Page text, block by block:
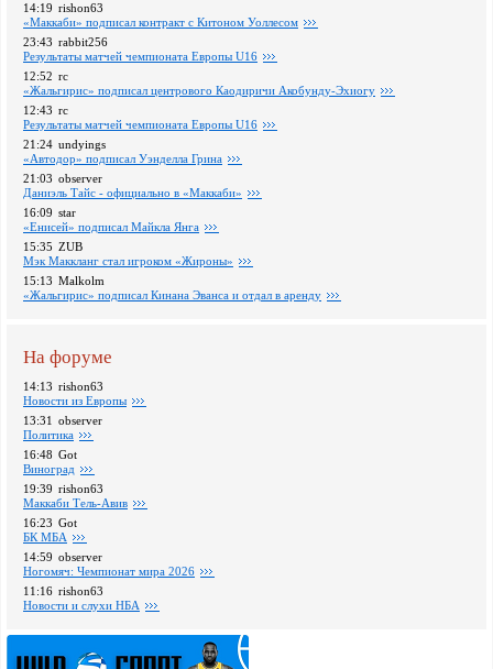
14:19 rishon63
«Маккаби» подписал контракт с Китоном Уоллесом
23:43 rabbit256
Pезультаты матчей чемпионата Европы U16
12:52 rc
«Жальгирис» подписал центрового Каодиричи Акобунду-Эхиогу
12:43 rc
Pезультаты матчей чемпионата Европы U16
21:24 undyings
«Автодор» подписал Уэнделла Грина
21:03 observer
Даниэль Тайс - официально в «Маккаби»
16:09 star
«Енисей» подписал Майкла Янга
15:35 ZUB
Мэк Маккланг стал игроком «Жироны»
15:13 Malkolm
«Жальгирис» подписал Кинана Эванса и отдал в аренду
На форуме
14:13 rishon63
Новости из Европы
13:31 observer
Политика
16:48 Got
Виноград
19:39 rishon63
Маккаби Тель-Авив
16:23 Got
БК МБА
14:59 observer
Ногомяч: Чемпионат мира 2026
11:16 rishon63
Новости и слухи НБА